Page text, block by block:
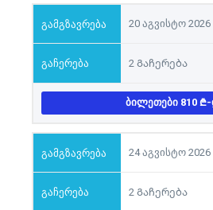
20 აგვისტო 2026
2 Გაჩერება
ᲑᲘᲚᲔᲗᲔᲑᲘ 810 -
24 აგვისტო 2026
2 Გაჩერება